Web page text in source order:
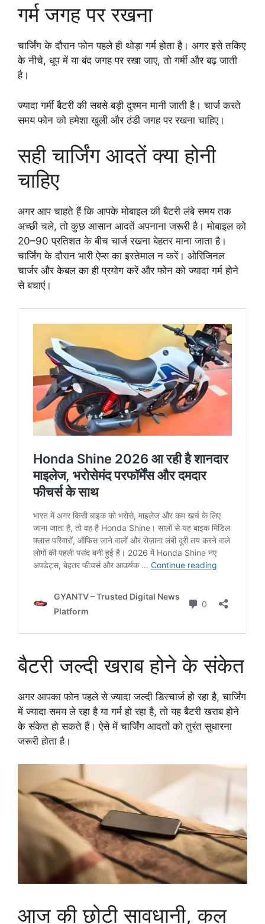
गर्म जगह पर रखना
चार्जिंग के दौरान फोन पहले ही थोड़ा गर्म होता है। अगर इसे तकिए
के नीचे, धूप में या बंद जगह पर रखा जाए, तो गर्मी और बढ़ जाती
है।
ज्यादा गर्मी बैटरी की सबसे बड़ी दुश्मन मानी जाती है। चार्ज करते
समय फोन को हमेशा खुली और ठंडी जगह पर रखना चाहिए।
सही चार्जिंग आदतें क्या होनी
चाहिए
अगर आप चाहते हैं कि आपके मोबाइल की बैटरी लंबे समय तक
अच्छी चले, तो कुछ आसान आदतें अपनाना जरूरी है। मोबाइल को
20–90 प्रतिशत के बीच चार्ज रखना बेहतर माना जाता है।
चार्जिंग के दौरान भारी ऐप्स का इस्तेमाल न करें। ओरिजिनल
चार्जर और केबल का ही प्रयोग करें और फोन को ज्यादा गर्म होने
से बचाएं।
बैटरी जल्दी खराब होने के संकेत
अगर आपका फोन पहले से ज्यादा जल्दी डिस्चार्ज हो रहा है, चार्जिंग
में ज्यादा समय ले रहा है या गर्म हो रहा है, तो यह बैटरी खराब होने
के संकेत हो सकते हैं। ऐसे में चार्जिंग आदतों को तुरंत सुधारना
जरूरी होता है।
आज की छोटी सावधानी, कल